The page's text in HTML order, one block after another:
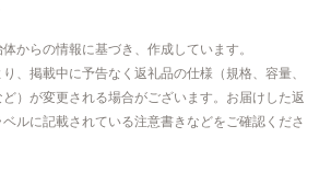
からの情報に基づき、作成しています。
、掲載中に予告なく返礼品の仕様（規格、容量、
）が変更される場合がございます。お届けした返
ルに記載されている注意書きなどをご確認くださ